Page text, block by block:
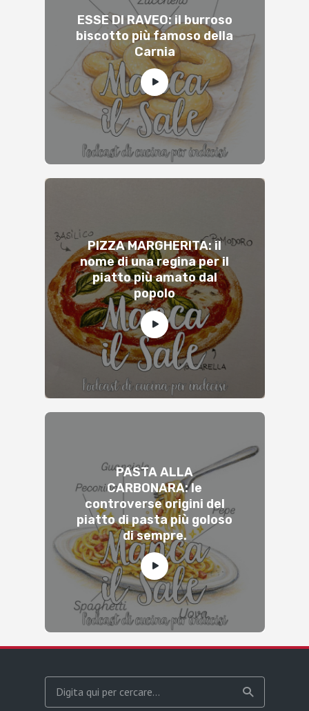
ESSE DI RAVEO: il burroso
biscotto più famoso della
Carnia
PIZZA MARGHERITA: il
nome di una regina per il
piatto più amato dal
popolo
PASTA ALLA
CARBONARA: le
controverse origini del
piatto di pasta più goloso
di sempre.